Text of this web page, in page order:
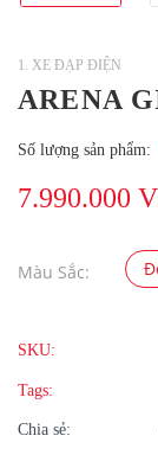
1. XE ĐẠP ĐIỆN
ARENA
Số lượng sản phẩm:
7.990.000
Màu Sắc:
SKU:
Tags:
Chia sẻ: